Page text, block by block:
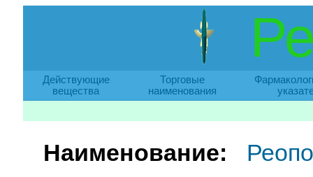
Действующие
вещества
Торговые
наименования
Наименование: